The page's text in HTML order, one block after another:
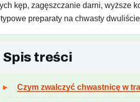
kęp, zagęszczanie darni, wyższe
preparaty na chwasty
Spis treści
Czym zwalczyć chwastnicę w